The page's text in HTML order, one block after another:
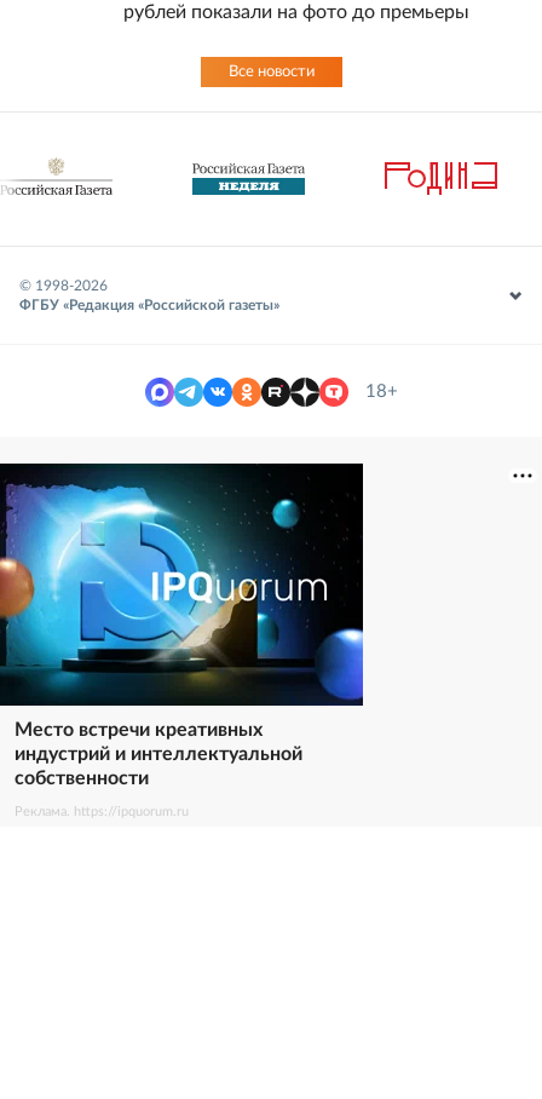
рублей показали на фото до премьеры
Все новости
© 1998-2026
ФГБУ «Редакция «Российской газеты»
18+
Место встречи креативных
индустрий и интеллектуальной
собственности
Реклама. https://ipquorum.ru